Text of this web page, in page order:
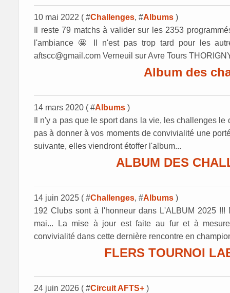
10 mai 2022 ( #Challenges, #Albums )
Il reste 79 matchs à valider sur les 2353
l'ambiance 🤩 Il n'est pas trop tard pour les
aftscc@gmail.com Verneuil sur Avre Tours
Album des
14 mars 2020 ( #Albums )
Il n'y a pas que le sport dans la vie, les challenges
pas à donner à vos moments de convivialité une
suivante, elles viendront étoffer l'album...
ALBUM DES
14 juin 2025 ( #Challenges, #Albums )
192 Clubs sont à l'honneur dans L'ALBUM 2025
mai... La mise à jour est faite au fur et à
convivialité dans cette dernière rencontre en
FLERS TOURNOI
24 juin 2026 ( #Circuit AFTS+ )